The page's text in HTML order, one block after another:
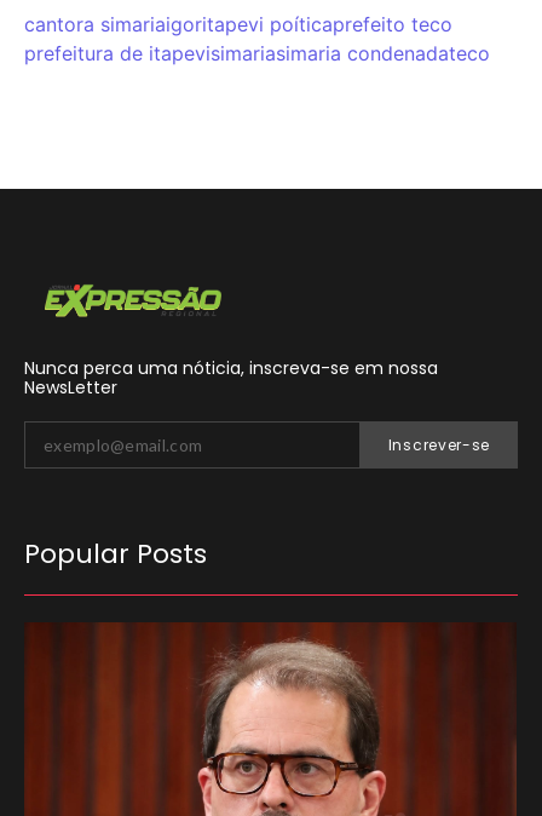
cantora simariaigoritapevi poíticaprefeito teco
prefeitura de itapevisimariasimaria condenadateco
Nunca perca uma nóticia, inscreva-se em nossa
NewsLetter
Inscrever-se
Popular Posts